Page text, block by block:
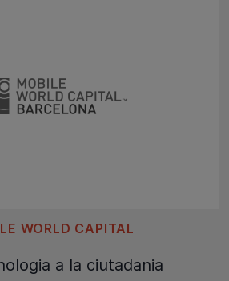
WORLD CAPITAL
a la ciutadania